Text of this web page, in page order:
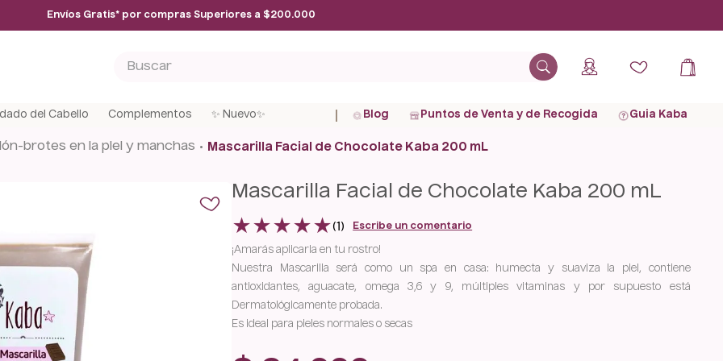
Envíos Gratis* por compras Superiores a $200.000
del Cabello Complementos ✨ Nuevo✨ Blog Puntos de Venta y de Recogida Guia Kaba
brotes en la piel y manchas Mascarilla Facial de Chocolate Kaba 200 mL
Mascarilla Facial de Chocolate Kaba 200 mL
★★★★★(1) Escribe un comentario
¡Amarás aplicarla en tu rostro!
Nuestra Mascarilla será como un spa en casa: humecta y suaviza la piel, contiene
antioxidantes, aguacate, omega 3,6 y 9, múltiples vitaminas y por supuesto está
Dermatológicamente probada.
Es ideal para pieles normales o secas